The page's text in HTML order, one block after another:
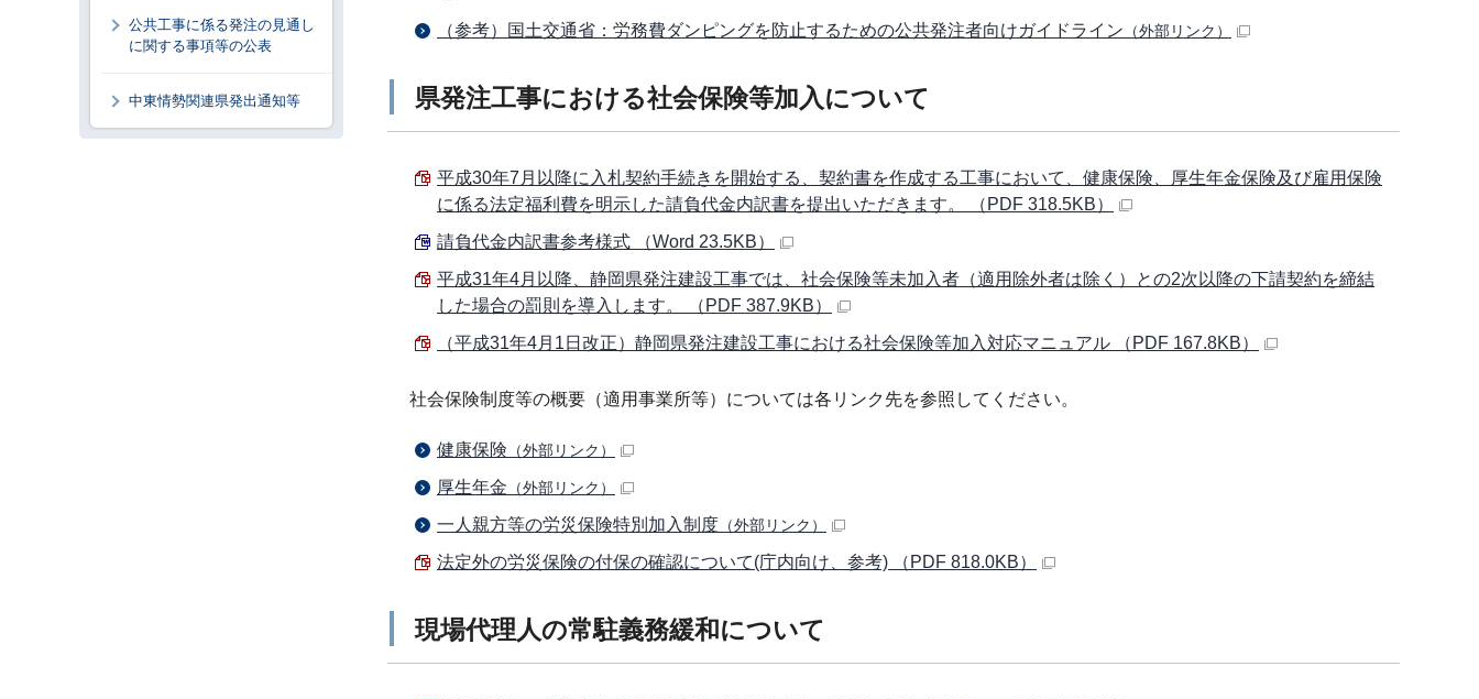
（参考）国土交通省：労務費ダンピングを防止するための公共発注者向けガイドライン （外部リンク）
県発注工事における社会保険等加入について
平成30年7月以降に入札契約手続きを開始する、契約書を作成する工事において、健康保険、厚生年金保険及び雇用保険
に係る法定福利費を明示した請負代金内訳書を提出いただきます。 （PDF 318.5KB）
請負代金内訳書参考様式 （Word 23.5KB）
平成31年4月以降、静岡県発注建設工事では、社会保険等未加入者（適用除外者は除く）との2次以降の下請契約を締結
した場合の罰則を導入します。 （PDF 387.9KB）
（平成31年4月1日改正）静岡県発注建設工事における社会保険等加入対応マニュアル （PDF 167.8KB）
社会保険制度等の概要（適用事業所等）については各リンク先を参照してください。
健康保険 （外部リンク）
厚生年金 （外部リンク）
一人親方等の労災保険特別加入制度 （外部リンク）
法定外の労災保険の付保の確認について(庁内向け、参考) （PDF 818.0KB）
現場代理人の常駐義務緩和について
公共工事に係る発注の見通し
に関する事項等の公表
中東情勢関連県発出通知等